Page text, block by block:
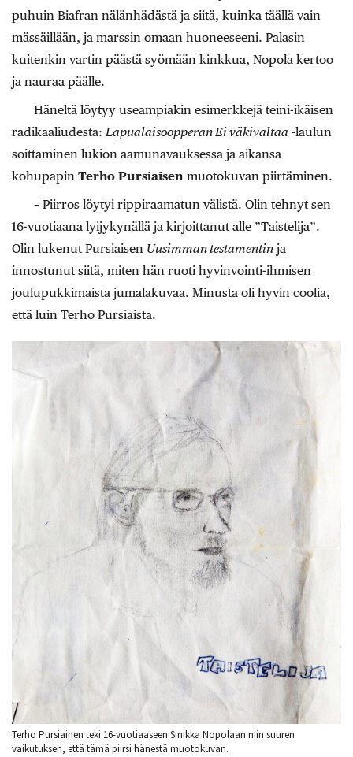
puhuin Biafran nälänhädästä ja siitä, kuinka täällä vain
mässäillään, ja marssin omaan huoneeseeni. Palasin
kuitenkin vartin päästä syömään kinkkua, Nopola kertoo
ja nauraa päälle.
Häneltä löytyy useampiakin esimerkkejä teini-ikäisen
radikaaliudesta: Lapualaisoopperan Ei väkivaltaa -laulun
soittaminen lukion aamunavauksessa ja aikansa
kohupapin Terho Pursiaisen muotokuvan piirtäminen.
– Piirros löytyi rippiraamatun välistä. Olin tehnyt sen
16-vuotiaana lyijykynällä ja kirjoittanut alle ”Taistelija”.
Olin lukenut Pursiaisen Uusimman testamentin ja
innostunut siitä, miten hän ruoti hyvinvointi-ihmisen
joulupukkimaista jumalakuvaa. Minusta oli hyvin coolia,
että luin Terho Pursiaista.
Terho Pursiainen teki 16-vuotiaaseen Sinikka Nopolaan niin suuren
vaikutuksen, että tämä piirsi hänestä muotokuvan.